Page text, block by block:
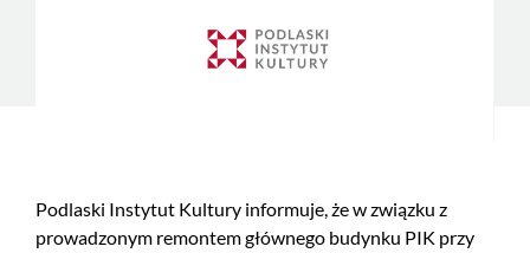
Podlaski Instytut Kultury informuje, że w związku z
prowadzonym remontem głównego budynku PIK przy